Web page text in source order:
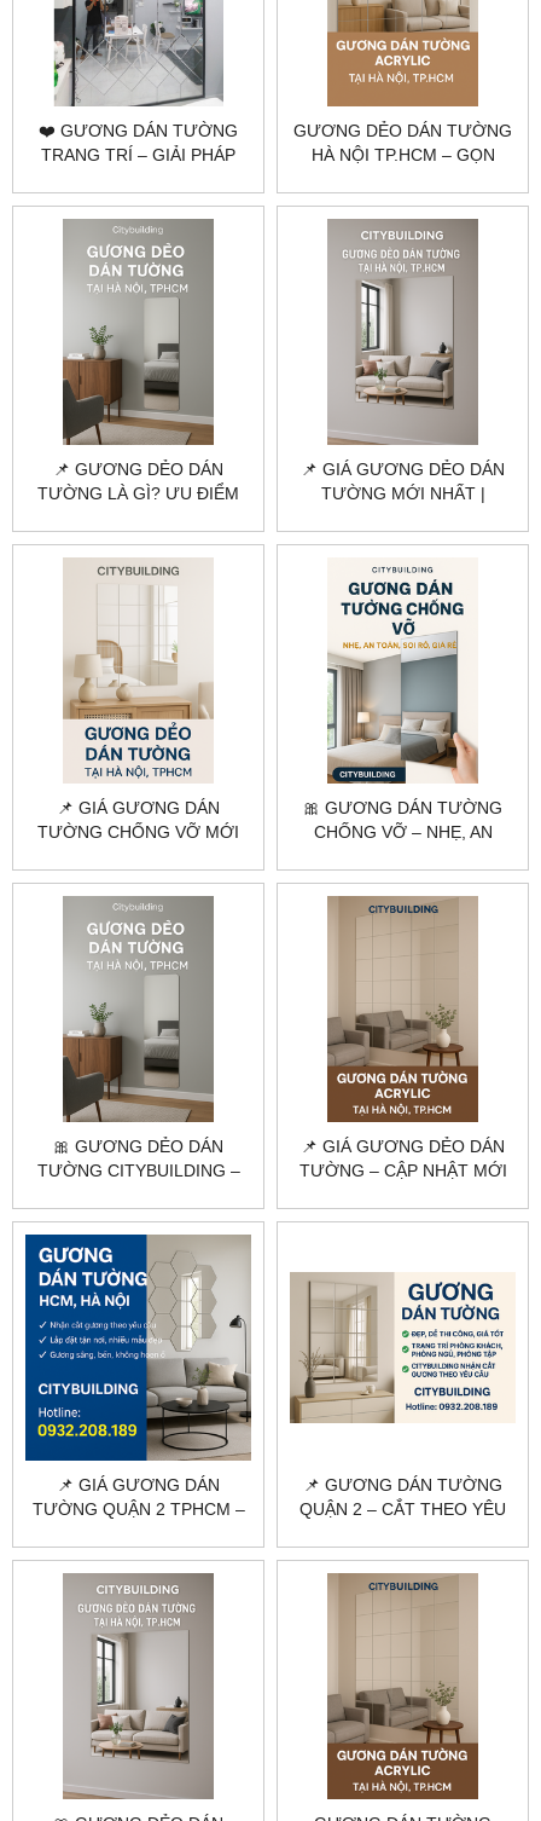
❤️ GƯƠNG DÁN TƯỜNG
TRANG TRÍ – GIẢI PHÁP
CITYBUILDING
GƯƠNG DẺO DÁN TƯỜNG
HÀ NỘI TP.HCM – GỌN
CITYBUILDING
📌 GƯƠNG DẺO DÁN
TƯỜNG LÀ GÌ? ƯU ĐIỂM
CITYBUILDING
📌 GIÁ GƯƠNG DẺO DÁN
TƯỜNG MỚI NHẤT |
📌 GIÁ GƯƠNG DÁN
TƯỜNG CHỐNG VỠ MỚI
🎀 GƯƠNG DÁN TƯỜNG
CHỐNG VỠ – NHẸ, AN
🎀 GƯƠNG DẺO DÁN
TƯỜNG CITYBUILDING –
TẬN NƠI
📌 GIÁ GƯƠNG DẺO DÁN
TƯỜNG – CẬP NHẬT MỚI
📌 GIÁ GƯƠNG DÁN
TƯỜNG QUẬN 2 TPHCM –
NHẤT
📌 GƯƠNG DÁN TƯỜNG
QUẬN 2 – CẮT THEO YÊU